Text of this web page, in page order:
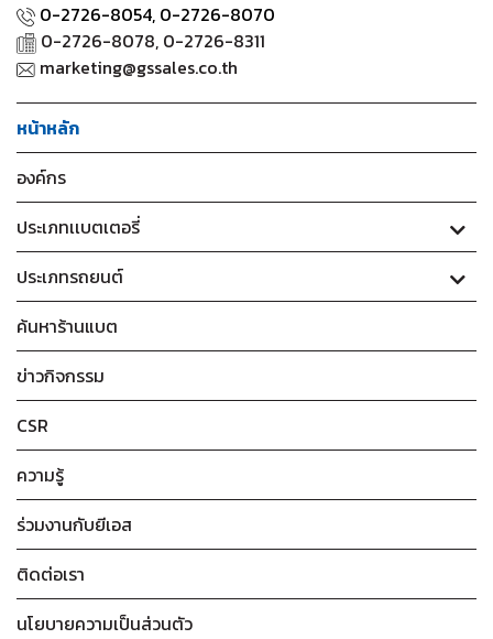
0-2726-8054, 0-2726-8070
0-2726-8078, 0-2726-8311
marketing@gssales.co.th
หน้าหลัก
องค์กร
ประเภทเเบตเตอรี่
ประเภทรถยนต์
ค้นหาร้านแบต
ข่าวกิจกรรม
CSR
ความรู้
ร่วมงานกับยีเอส
ติดต่อเรา
นโยบายความเป็นส่วนตัว